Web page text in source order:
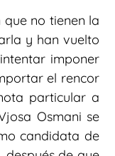
que no tienen la
y han vuelto
imponer
el rencor
particular a
Osmani se
candidata de